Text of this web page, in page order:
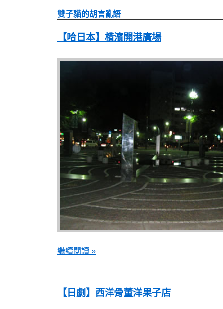
雙子貓的胡言亂語
【哈日本】橫濱開港廣場
繼續閱讀 »
【日劇】西洋骨董洋果子店